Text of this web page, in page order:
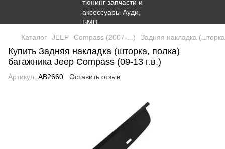
Каталог JEEP Compass (2007-...) Задняя накладка
Купить Задняя накладка (шторка, полка)
багажника Jeep Compass (09-13 г.в.)
Артикул: AB2660 Оставить отзыв